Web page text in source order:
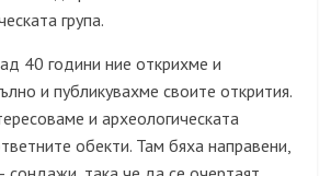
група.
40 години ние открихме и
и публикувахме своите открития.
и археологическата
обекти. Там бяха направени,